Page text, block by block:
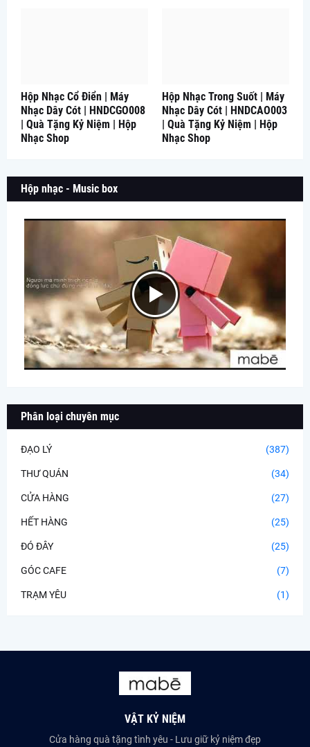
Hộp Nhạc Cổ Điển | Máy
Nhạc Dây Cót | HNDCGO008
| Quà Tặng Kỷ Niệm | Hộp
Nhạc Shop
Hộp Nhạc Trong Suốt | Máy
Nhạc Dây Cót | HNDCAO003
| Quà Tặng Kỷ Niệm | Hộp
Nhạc Shop
Hộp nhạc - Music box
Phân loại chuyên mục
ĐẠO LÝ (387)
THƯ QUÁN (34)
CỬA HÀNG (27)
HẾT HÀNG (25)
ĐÓ ĐÂY (25)
GÓC CAFE (7)
TRẠM YÊU (1)
VẬT KỶ NIỆM
Cửa hàng quà tặng tình yêu - Lưu giữ kỷ niệm đẹp